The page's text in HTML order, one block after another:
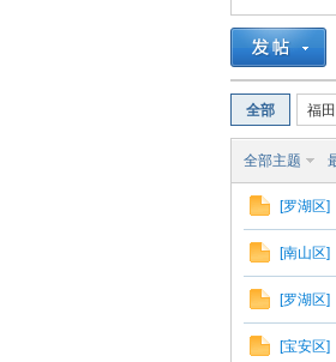
»
全部 福
全部主题
[罗湖区]
[南山区]
[罗湖区]
[宝安区]